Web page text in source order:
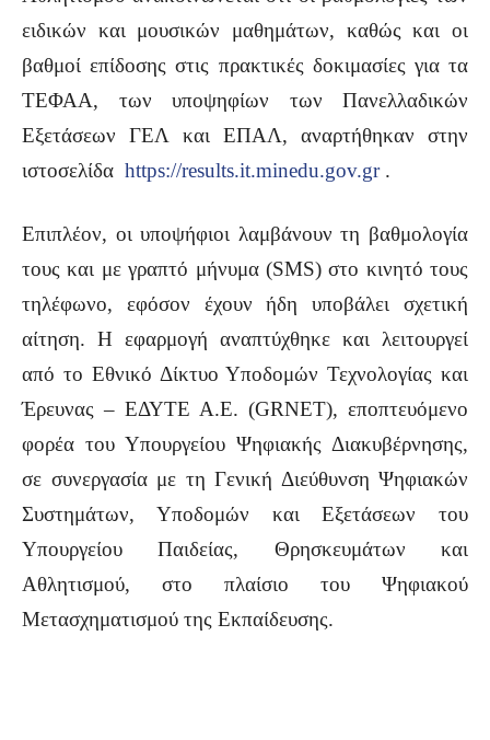
ειδικών και μουσικών μαθημάτων, καθώς και οι
βαθμοί επίδοσης στις πρακτικές δοκιμασίες για τα
ΤΕΦΑΑ, των υποψηφίων των Πανελλαδικών
Εξετάσεων ΓΕΛ και ΕΠΑΛ, αναρτήθηκαν στην
ιστοσελίδα https://results.it.minedu.gov.gr.
Επιπλέον, οι υποψήφιοι λαμβάνουν τη βαθμολογία
τους και με γραπτό μήνυμα (SMS) στο κινητό τους
τηλέφωνο, εφόσον έχουν ήδη υποβάλει σχετική
αίτηση. Η εφαρμογή αναπτύχθηκε και λειτουργεί
από το Εθνικό Δίκτυο Υποδομών Τεχνολογίας και
Έρευνας – ΕΔΥΤΕ Α.Ε. (GRNET), εποπτευόμενο
φορέα του Υπουργείου Ψηφιακής Διακυβέρνησης,
σε συνεργασία με τη Γενική Διεύθυνση Ψηφιακών
Συστημάτων, Υποδομών και Εξετάσεων του
Υπουργείου Παιδείας, Θρησκευμάτων και
Αθλητισμού, στο πλαίσιο του Ψηφιακού
Μετασχηματισμού της Εκπαίδευσης.